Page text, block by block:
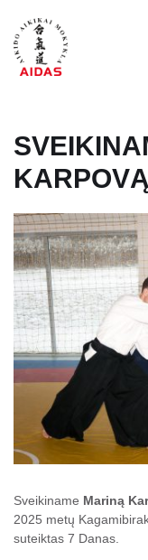
KARPOVĄ
Sveikiname Mariną
2025 metų
suteiktas 7 Danas.